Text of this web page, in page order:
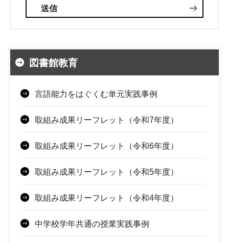
図書館教育
言語能力をはぐくむ単元実践事例
取組み成果リーフレット（令和7年度）
取組み成果リーフレット（令和6年度）
取組み成果リーフレット（令和5年度）
取組み成果リーフレット（令和4年度）
中学校学年共通の授業実践事例